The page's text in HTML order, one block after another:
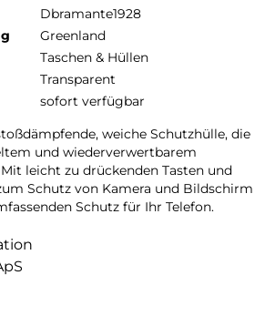
Dbramante1928
Greenland
Taschen & Hüllen
Transparent
sofort verfügbar
weiche Schutzhülle, die
und wiederverwertbarem
leicht zu drückenden Tasten und
Schutz von Kamera und Bildschirm
Schutz für Ihr Telefon.